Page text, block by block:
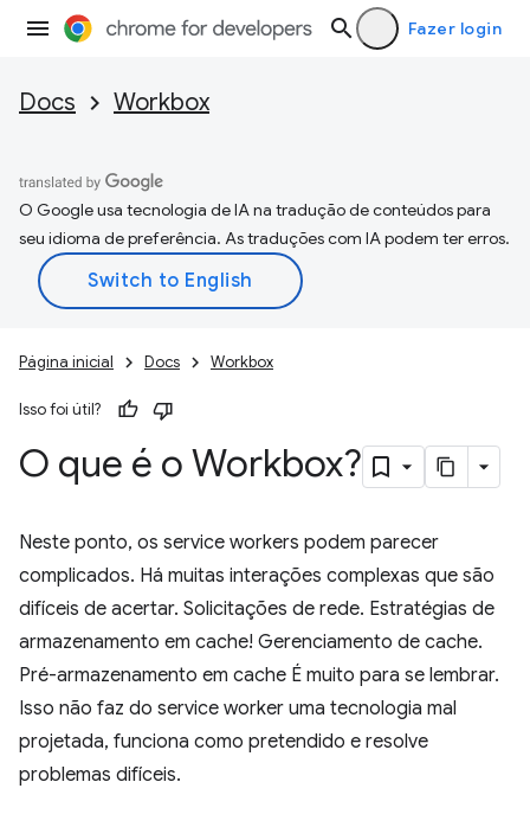
Fazer login
Docs Workbox
O Google usa tecnologia de IA na tradução de conteúdos para
seu idioma de preferência. As traduções com IA podem ter erros.
Página inicial Docs Workbox
Isso foi útil?
O que é o Workbox?
Neste ponto, os service workers podem parecer
complicados. Há muitas interações complexas que são
difíceis de acertar. Solicitações de rede. Estratégias de
armazenamento em cache! Gerenciamento de cache.
Pré-armazenamento em cache É muito para se lembrar.
Isso não faz do service worker uma tecnologia mal
projetada, funciona como pretendido e resolve
problemas difíceis.